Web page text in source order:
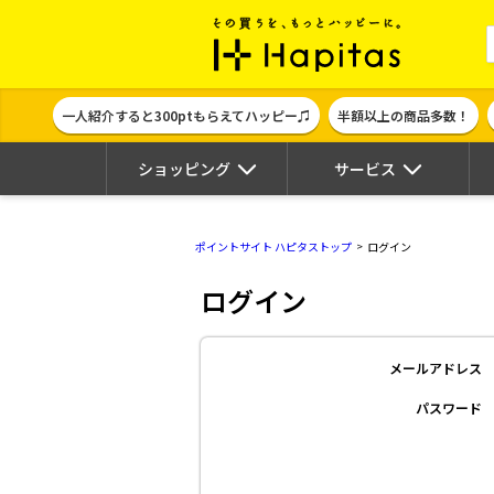
ポイント貯め
一人紹介すると300ptもらえてハッピー♫ 半額以上の商品多数！
ショッピング サービス
ポイントサイト ハピタストップ ログイン
ログイン
メールアドレス
パスワード